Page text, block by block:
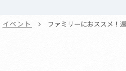
イベント ファミリーにおススメ！